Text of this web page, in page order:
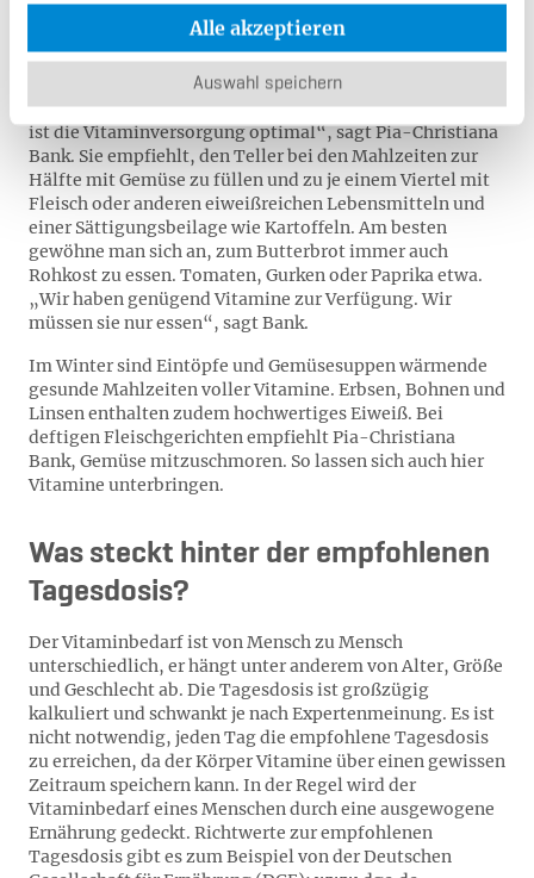
Alle akzeptieren
Auswahl speichern
meinen Vitaminbedarf decken?
„Wenn Sie täglich zwei Hände voll Obst und drei Hände
voll Gemüse essen, abwechslungsreich und nach Saison,
ist die Vitaminversorgung optimal“, sagt Pia-Christiana
Bank. Sie empfiehlt, den Teller bei den Mahlzeiten zur
Hälfte mit Gemüse zu füllen und zu je einem Viertel mit
Fleisch oder anderen eiweißreichen Lebensmitteln und
einer Sättigungsbeilage wie Kartoffeln. Am besten
gewöhne man sich an, zum Butterbrot immer auch
Rohkost zu essen. Tomaten, Gurken oder Paprika etwa.
„Wir haben genügend Vitamine zur Verfügung. Wir
müssen sie nur essen“, sagt Bank.
Im Winter sind Eintöpfe und Gemüsesuppen wärmende
gesunde Mahlzeiten voller Vitamine. Erbsen, Bohnen und
Linsen enthalten zudem hochwertiges Eiweiß. Bei
deftigen Fleischgerichten empfiehlt Pia-Christiana
Bank, Gemüse mitzuschmoren. So lassen sich auch hier
Vitamine unterbringen.
Was steckt hinter der empfohlenen
Tagesdosis?
Der Vitaminbedarf ist von Mensch zu Mensch
unterschiedlich, er hängt unter anderem von Alter, Größe
und Geschlecht ab. Die Tagesdosis ist großzügig
kalkuliert und schwankt je nach Expertenmeinung. Es ist
nicht notwendig, jeden Tag die empfohlene Tagesdosis
zu erreichen, da der Körper Vitamine über einen gewissen
Zeitraum speichern kann. In der Regel wird der
Vitaminbedarf eines Menschen durch eine ausgewogene
Ernährung gedeckt. Richtwerte zur empfohlenen
Tagesdosis gibt es zum Beispiel von der Deutschen